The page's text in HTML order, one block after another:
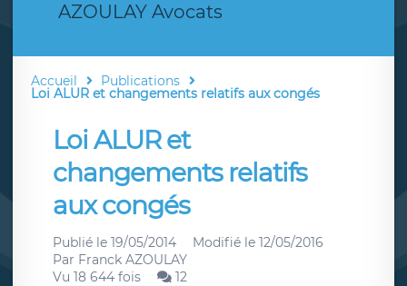
AZOULAY Avocats
Accueil Publications
Loi ALUR et changements relatifs aux congés
Loi ALUR et
changements relatifs
aux congés
Publié le 19/05/2014 Modifié le 12/05/2016
Par Franck AZOULAY
Vu 18 644 fois
12